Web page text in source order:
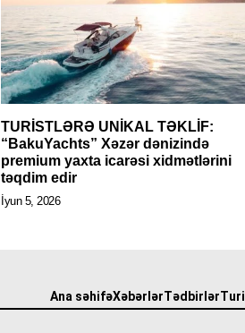
TURİSTLƏRƏ UNİKAL TƏKLİF:
“BakuYachts” Xəzər dənizində
premium yaxta icarəsi xidmətlərini
təqdim edir
İyun 5, 2026
Ana səhifəXəbərlərTədbirlər